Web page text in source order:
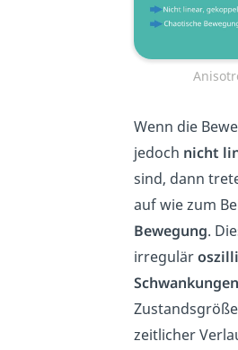
Wenn die
jedoch nicht
sind, dann
auf wie zum
Bewegung.
irregulär
Schwankungen
zeitlicher